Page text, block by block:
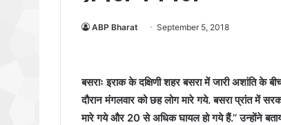
ABP Bharat September 5, 2018
बसराः इराक के दक्षिणी शहर बसरा में जारी अशांति
दौरान मंगलवार को छह लोग मारे गये. बसरा प्रांत में
मारे गये और 20 से अधिक घायल हो गये हैं.’’ उन्होंने